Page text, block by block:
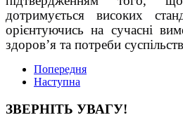
дотримується високих
орієнтуючись на сучасні
здоров’я та потреби
Попередня
Наступна
ЗВЕРНІТЬ УВАГУ!